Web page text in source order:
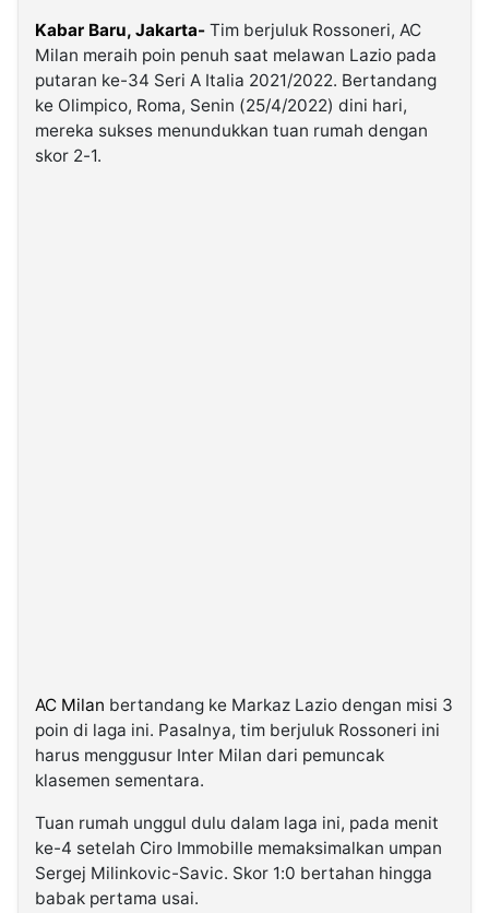
Kabarbaru.co
Kabar Baru, Jakarta- Tim berjuluk Rossoneri, AC
Milan meraih poin penuh saat melawan Lazio pada
putaran ke-34 Seri A Italia 2021/2022. Bertandang
ke Olimpico, Roma, Senin (25/4/2022) dini hari,
mereka sukses menundukkan tuan rumah dengan
skor 2-1.
AC Milan bertandang ke Markaz Lazio dengan misi 3
poin di laga ini. Pasalnya, tim berjuluk Rossoneri ini
harus menggusur Inter Milan dari pemuncak
klasemen sementara.
Tuan rumah unggul dulu dalam laga ini, pada menit
ke-4 setelah Ciro Immobille memaksimalkan umpan
Sergej Milinkovic-Savic. Skor 1:0 bertahan hingga
babak pertama usai.